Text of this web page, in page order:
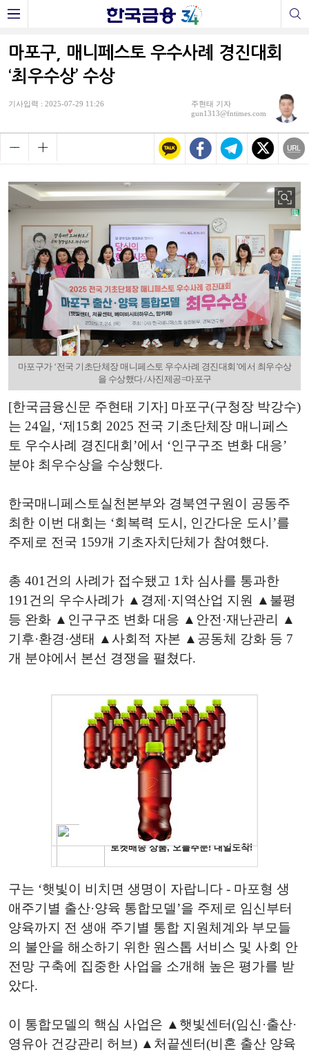
마포구, 매니페스토 우수사례 경진대회
‘최우수상’ 수상
기사입력 : 2025-07-29 11:26
주현태 기자
gun1313@fntimes.com
마포구가 ‘전국 기초단체장 매니페스토 우수사례 경진대회’에서 최우수상
을 수상했다./사진제공=마포구
[한국금융신문 주현태 기자] 마포구(구청장 박강수)
는 24일, ‘제15회 2025 전국 기초단체장 매니페스
토 우수사례 경진대회’에서 ‘인구구조 변화 대응’
분야 최우수상을 수상했다.
한국매니페스토실천본부와 경북연구원이 공동주
최한 이번 대회는 ‘회복력 도시, 인간다운 도시’를
주제로 전국 159개 기초자치단체가 참여했다.
총 401건의 사례가 접수됐고 1차 심사를 통과한
191건의 우수사례가 ▲경제·지역산업 지원 ▲불평
등 완화 ▲인구구조 변화 대응 ▲안전·재난관리 ▲
기후·환경·생태 ▲사회적 자본 ▲공동체 강화 등 7
개 분야에서 본선 경쟁을 펼쳤다.
구는 ‘햇빛이 비치면 생명이 자랍니다 - 마포형 생
애주기별 출산·양육 통합모델’을 주제로 임신부터
양육까지 전 생애 주기별 통합 지원체계와 부모들
의 불안을 해소하기 위한 원스톱 서비스 및 사회 안
전망 구축에 집중한 사업을 소개해 높은 평가를 받
았다.
이 통합모델의 핵심 사업은 ▲햇빛센터(임신·출산·
영유아 건강관리 허브) ▲처끝센터(비혼 출산 양육